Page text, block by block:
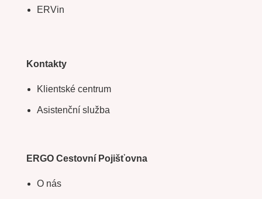
ERVin
Kontakty
Klientské centrum
Asistenční služba
ERGO Cestovní Pojišťovna
O nás